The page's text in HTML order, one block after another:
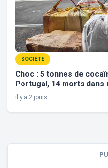
SOCIÉTÉ
Choc : 5 tonnes de
Portugal, 14 morts dans
il y a 2 jours